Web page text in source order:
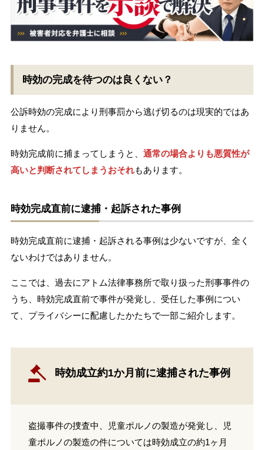
時効の完成を待つのは良くない？
公訴時効の完成により刑事罰から逃げ切るのは現実的ではあ
りません。
時効完成前に捕まってしまうと、 通常の場合よりも悪質性が
高いと判断されてしまうおそれもあります。
時効完成直前に逮捕・起訴された事例
時効完成直前に逮捕・起訴される事例は少ないですが、全く
ないわけではありません。
ここでは、過去にアトム法律事務所で取り扱った刑事事件の
うち、時効完成直前で事件が発覚し、受任した事例につい
て、プライバシーに配慮したかたちで一部ご紹介します。
時効成立約1か月前に逮捕された事例
盗撮事件の捜査中、児童ポルノの製造が発覚し、児
童ポルノの製造の件については時効成立の約1ヶ月